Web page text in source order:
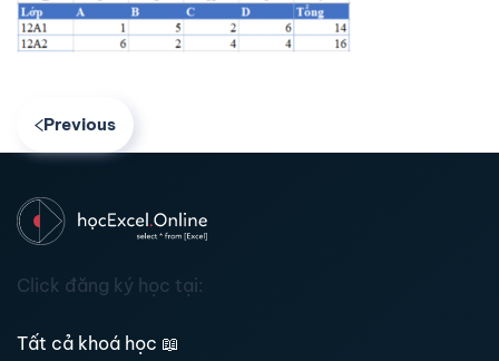
Previous
Click đăng ký học tại:
Tất cả khoá học 📖